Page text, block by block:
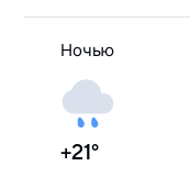
Ночью
+21°